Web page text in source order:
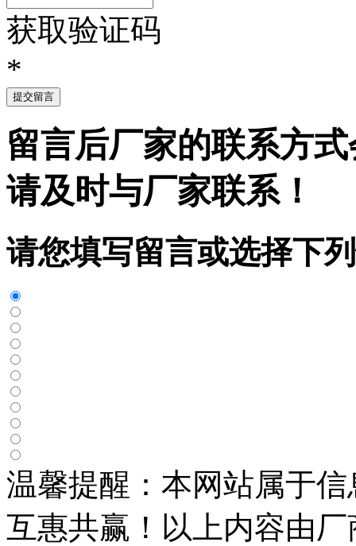
获取验证码
*
提交留言
留言后厂家的联系方
请及时与厂家联系！
请您填写留言或选择下
温馨提醒：本网站属于
互惠共赢！以上内容由